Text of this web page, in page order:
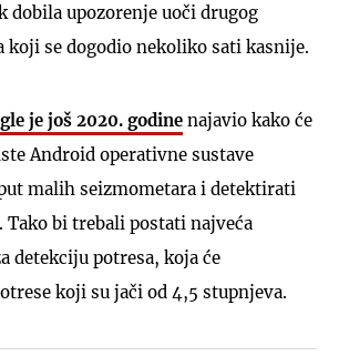
dobila upozorenje uoči drugog
koji se dogodio nekoliko sati kasnije.
je još 2020. godine najavio kako će
Android operativne sustave
malih seizmometara i detektirati
Tako bi trebali postati najveća
detekciju potresa, koja će
koji su jači od 4,5 stupnjeva.